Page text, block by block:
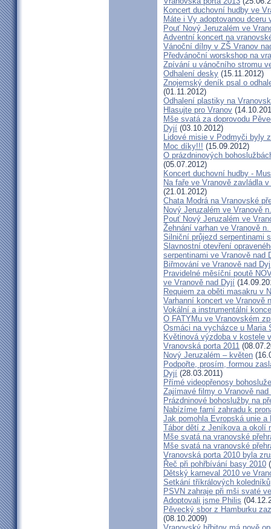
Koncert duchovní hudby ve
Máte i Vy adoptovanou dceru
Pouť Nový Jeruzalém ve
Adventní koncert na
Vánoční dílny v ZŠ Vranov
Předvánoční worskshop na
Zpívání u vánočního stromu
Odhalení desky (15.11.2012)
Znojemský deník psal o
(01.11.2012)
Odhalení plastiky na
Hlasujte pro Vranov
Mše svatá za doprovodu
Dyjí (03.10.2012)
Lidové misie v Podmyči byly
Moc díky!!! (15.09.2012)
O prázdninových
(05.07.2012)
Koncert duchovní hudby -
Na faře ve Vranově zavládla
(21.01.2012)
Chata Modrá na Vranovské
Nový Jeruzalém ve Vranově
Pouť Nový Jeruzalém ve
Žehnání varhan ve Vranově
Silniční průjezd serpentinami
Slavnostní otevření
serpentinami ve Vranově nad
Biřmování ve Vranově nad
Pravidelné měsíční poutě
ve Vranově nad Dyjí
Requiem za oběti masakru v
Varhanní koncert ve Vranově
Vokální a instrumentální
O FATYMu ve Vranovském
Osmáci na vycházce u Maria
Květinová výzdoba v kostele
Vranovská porta 2011
Nový Jeruzalém – květen
Podpořte, prosím, formou
Dyjí (28.03.2011)
Přímé videopřenosy
Zajímavé filmy o Vranově nad
Prázdninové bohoslužby na
Nabízíme farní zahradu k
Jak pomohla Evropská unie
Tábor dětí z Jeníkova a okolí
Mše svatá na vranovské
Mše svatá na vranovské
Vranovská porta 2010 byla
Řeč při pohřbívání basy 2010
Dětský karneval 2010 ve
Setkání tříkrálových koledníků
PSVN zahraje při mši svaté
Adoptovali jsme Philis
Pěvecký sbor z Hamburku
(08.10.2009)